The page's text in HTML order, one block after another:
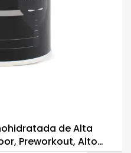
de Alta
Preworkout, Alto